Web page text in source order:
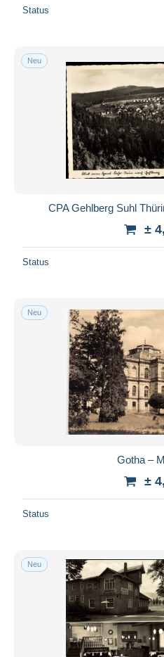
Status
Neu
CPA Gehlberg Suhl
±
Status
Neu
Gotha –
±
Status
Neu